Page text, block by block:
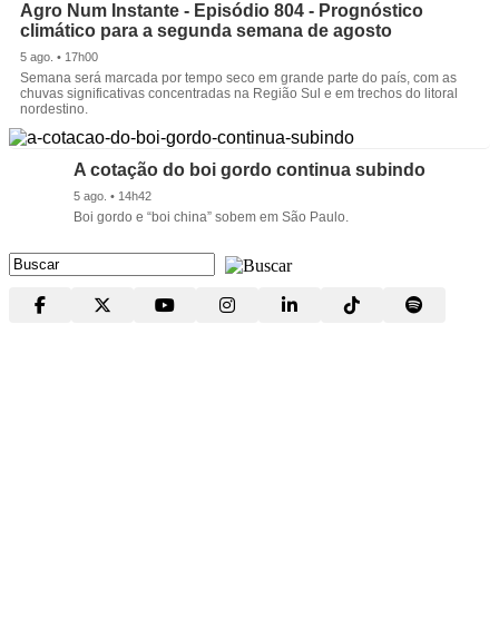
Agro Num Instante - Episódio 804 - Prognóstico
climático para a segunda semana de agosto
5 ago. • 17h00
Semana será marcada por tempo seco em grande parte do país, com as
chuvas significativas concentradas na Região Sul e em trechos do litoral
nordestino.
A cotação do boi gordo continua subindo
5 ago. • 14h42
Boi gordo e “boi china” sobem em São Paulo.